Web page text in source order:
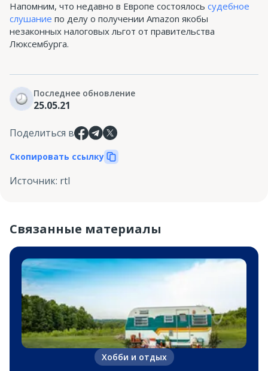
Напомним, что недавно в Европе состоялось судебное
слушание по делу о получении Amazon якобы
незаконных налоговых льгот от правительства
Люксембурга.
Последнее обновление
25.05.21
Поделиться в
Скопировать ссылку
Источник: rtl
Связанные материалы
Хобби и отдых